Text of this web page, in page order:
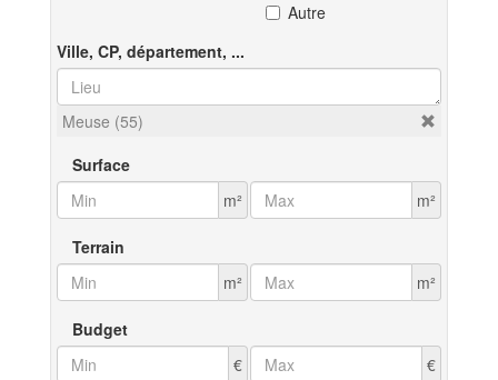
Autre
Ville, CP, département, ...
Meuse (55)
Surface
m²
m²
Terrain
m²
m²
Budget
€
€